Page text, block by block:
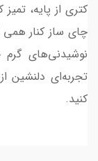
کتری از پایه،
نوشیدنی‌های
تجربه‌ای دلنشین
کنید.